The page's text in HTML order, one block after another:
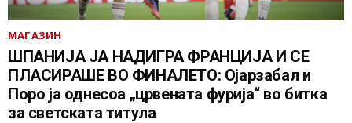
МАГАЗИН
ШПАНИЈА ЈА НАДИГРА ФРАНЦИЈА И СЕ
ПЛАСИРАШЕ ВО ФИНАЛЕТО: Ојарзабал и
Поро ја однесоа „црвената фурија“ во битка
за светската титула